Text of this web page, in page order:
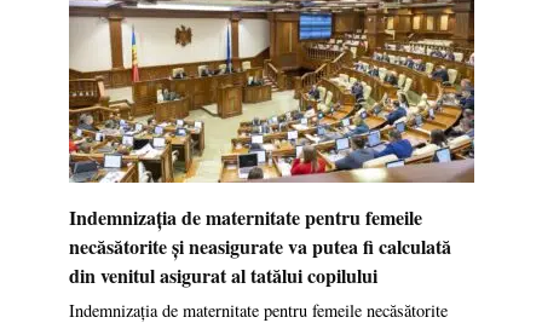
Indemnizația de maternitate pentru femeile
necăsătorite și neasigurate va putea fi calculată
din venitul asigurat al tatălui copilului
Indemnizația de maternitate pentru femeile necăsătorite